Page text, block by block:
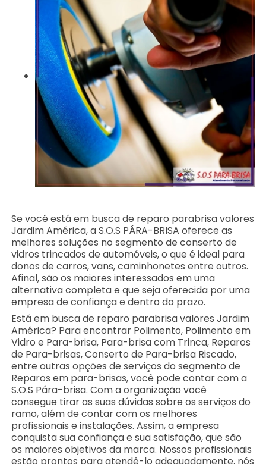
Se você está em busca de reparo parabrisa valores
Jardim América, a S.O.S PÁRA-BRISA oferece as
melhores soluções no segmento de conserto de
vidros trincados de automóveis, o que é ideal para
donos de carros, vans, caminhonetes entre outros.
Afinal, são os maiores interessados em uma
alternativa completa e que seja oferecida por uma
empresa de confiança e dentro do prazo.
Está em busca de reparo parabrisa valores Jardim
América? Para encontrar Polimento, Polimento em
Vidro e Para-brisa, Para-brisa com Trinca, Reparos
de Para-brisas, Conserto de Para-brisa Riscado,
entre outras opções de serviços do segmento de
Reparos em para-brisas, você pode contar com a
S.O.S Pára-brisa. Com a organização você
consegue tirar as suas dúvidas sobre os serviços do
ramo, além de contar com os melhores
profissionais e instalações. Assim, a empresa
conquista sua confiança e sua satisfação, que são
os maiores objetivos da marca. Nossos profissionais
estão prontos para atendê-lo adequadamente, nós